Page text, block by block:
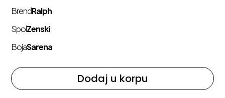
BrendRalph
SpolZenski
BojaSarena
Dodaj u korpu